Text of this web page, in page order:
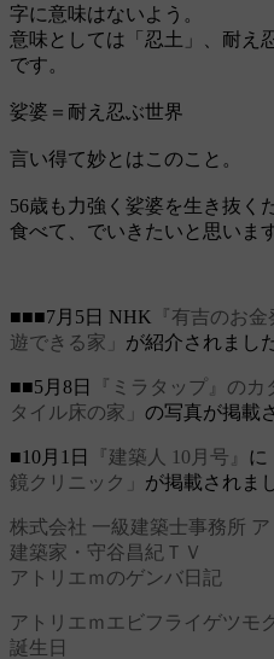
字に意味はないよう。
意味としては「忍土」、耐え
です。
娑婆＝耐え忍ぶ世界
言い得て妙とはこのこと。
56歳も力強く娑婆を生き抜く
食べて、でいきたいと思います
■■■7月5日 NHK 『有吉のお
遊できる家」 が紹介されまし
■■5月8日 『ミラタップ』のカ
タイル床の家」 の写真が掲載
■10月1日 『建築人 10月号』 に
鏡クリニック」 が掲載されま
株式会社 一級建築士事務所 ア
建築家・守谷昌紀ＴＶ
アトリエｍのゲンバ日記
アトリエｍ エビフライ ゲツモ
誕生日